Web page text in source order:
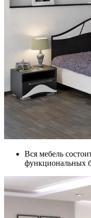
Вся мебель
функциональных